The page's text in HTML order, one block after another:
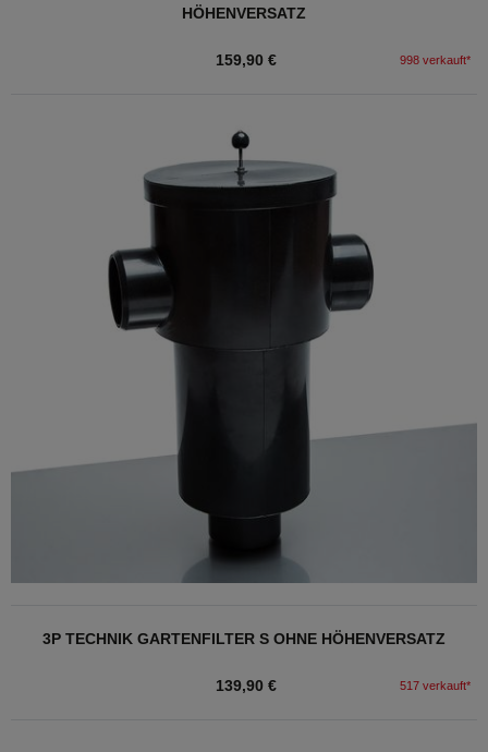
HÖHENVERSATZ
159,90 € 998 verkauft*
3P TECHNIK GARTENFILTER S OHNE HÖHENVERSATZ
139,90 € 517 verkauft*